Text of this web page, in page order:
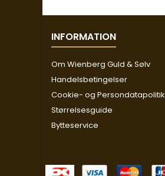
INFORMATION
Om Wienberg Guld & Sølv
Handelsbetingelser
Cookie- og Persondatapolitik
Størrelsesguide
Bytteservice